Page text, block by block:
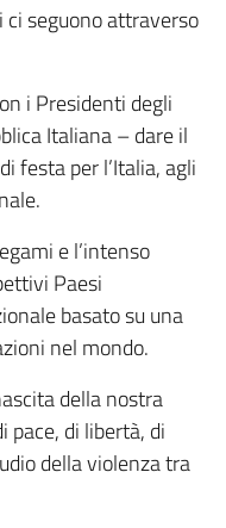
seguono attraverso
i Presidenti degli
Italiana – dare il
festa per l’Italia, agli
e l’intenso
Paesi
basato su una
nel mondo.
della nostra
pace, di libertà, di
della violenza tra